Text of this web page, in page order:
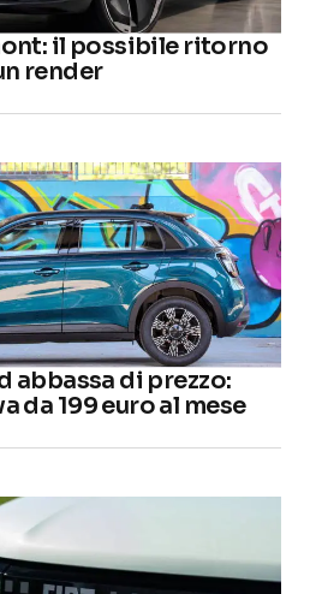
il possibile ritorno
render
abbassa di prezzo:
da 199 euro al mese